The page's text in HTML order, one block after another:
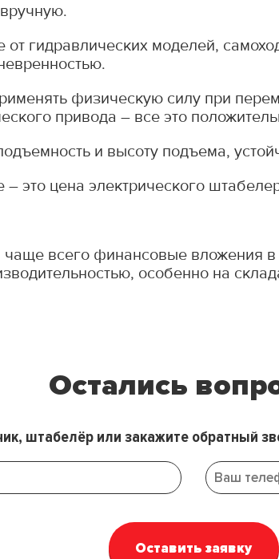
от гидравлических моделей,
физическую силу при
привода – все это
и высоту подъема,
это цена электрического
чаще всего финансовые вложения
особенно на
Остались
штабелёр или закажите обратный